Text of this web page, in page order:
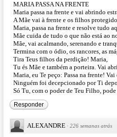
MARIA PASSA NA FRENTE
Maria passa na frente e vai abrindo
A Mãe vai à frente e os filhos
Maria, passa na frente e resolve tudo
Mãe cuida de tudo o que não está ao
Mãe, vai acalmando, serenando e
Termina com o ódio, os rancores, as
Tira Teus filhos da perdição! Maria,
Tu és Mãe e também a porteira. Vai
Maria, eu Te peço: Passa na frente!
Ninguém foi decepcionado por Ti
Só Tu, com o poder de Teu Filho,
Responder
ALEXANDRE · 226 semanas atrás